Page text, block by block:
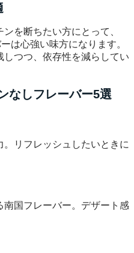
を断ちたい方にとって、
は心強い味方になります。
つつ、依存性を減らしてい
なしフレーバー5選
リフレッシュしたいときに
国フレーバー。デザート感